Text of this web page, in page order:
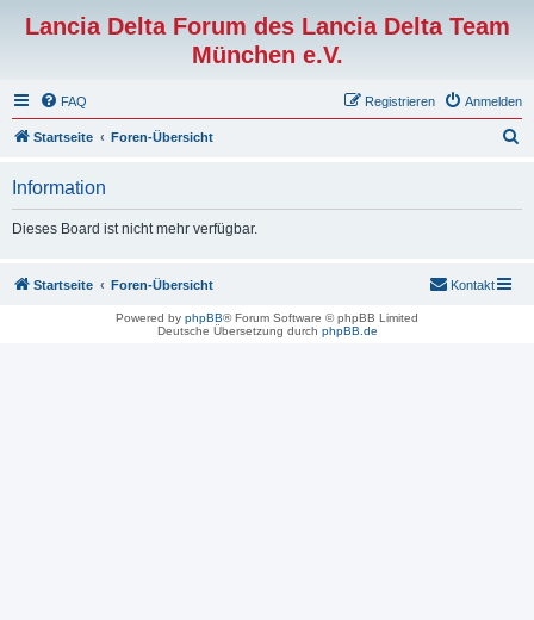
Lancia Delta Forum des Lancia Delta Team
München e.V.
FAQ Anmelden
Registrieren
Startseite Foren-Übersicht
Information
Dieses Board ist nicht mehr verfügbar.
Startseite Foren-Übersicht Kontakt
Powered by phpBB® Forum Software © phpBB Limited
Deutsche Übersetzung durch phpBB.de